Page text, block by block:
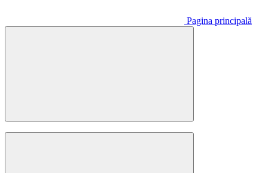
Pagina principală